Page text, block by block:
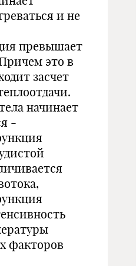
и не
превышает
это в
засчет
начинает
-
факторов